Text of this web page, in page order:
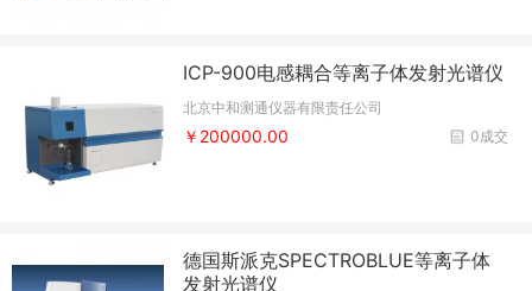
ICP-900电感耦合等离子体发射光谱仪
北京中和测通仪器有限责任公司
0成交
￥200000.00
德国斯派克SPECTROBLUE等离子体
发射光谱仪